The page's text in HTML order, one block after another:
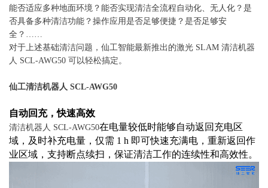
能否适应多种地面环境？能否实现清洁全流程自动化、无人化？是
否具备多种清洁功能？操作应用是否足够便捷？是否足够安
全？……
对于上述基础清洁问题，仙工智能最新推出的激光 SLAM 清洁机器
人 SCL-AWG50 可以轻松搞定。
仙工清洁机器人 SCL-AWG50
自动回充，快速高效
清洁机器人 SCL-AWG50在电量较低时能够自动返回充电区
域，及时补充电量，仅需 1 h 即可快速充满电，重新返回作
业区域，支持断点续扫，保证清洁工作的连续性和高效性。